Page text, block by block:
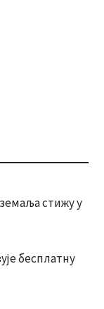
стижу у
бесплатну